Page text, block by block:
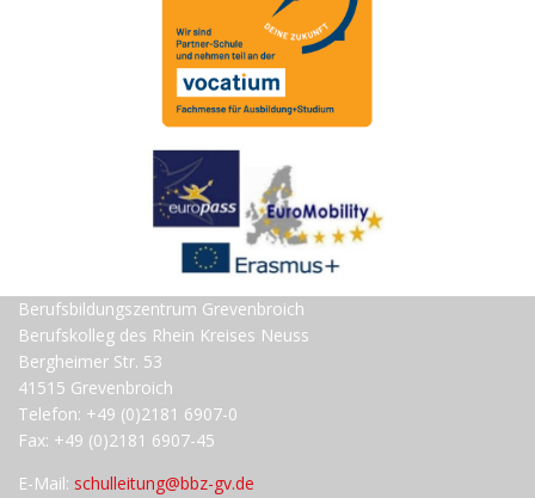
Berufsbildungszentrum Grevenbroich
Berufskolleg des Rhein Kreises Neuss
Bergheimer Str. 53
41515 Grevenbroich
Telefon: +49 (0)2181 6907-0
Fax: +49 (0)2181 6907-45
E-Mail: schulleitung@bbz-gv.de